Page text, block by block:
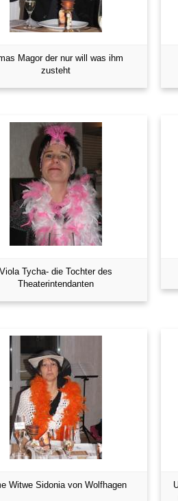
Magor der nur will was ihm
zusteht
Viola Tycha- die Tochter des
Theaterintendanten
Witwe Sidonia von Wolfhagen